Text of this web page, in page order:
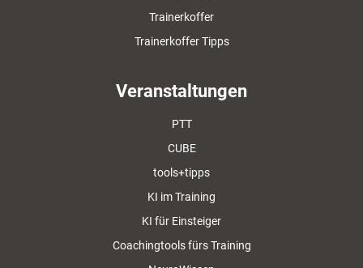
Trainerkoffer
Trainerkoffer Tipps
Veranstaltungen
PTT
CUBE
tools+tipps
KI im Training
KI für Einsteiger
Coachingtools fürs Training